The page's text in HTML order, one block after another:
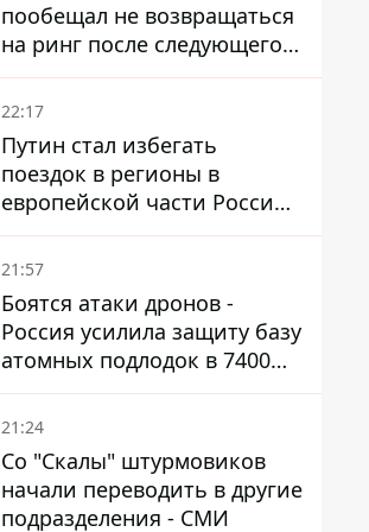
пообещал не возвращаться
на ринг после следующего
боя
22:17
Путин стал избегать
поездок в регионы в
европейской части России,
куда регулярно долетают
дроны
21:57
Боятся атаки дронов -
Россия усилила защиту базу
атомных подлодок в 7400
км от Украины
21:24
Со "Скалы" штурмовиков
начали переводить в другие
подразделения - СМИ